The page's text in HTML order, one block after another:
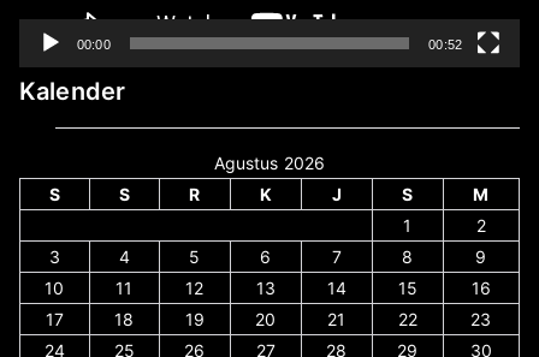
00:00 00:52
Kalender
Agustus 2026
S
S R K J S
M
1
2
3
4 5 6 7 8
9
10
11 12 13 14 15
16
17
18 19 20 21 22
23
24
25 26 27 28 29 30